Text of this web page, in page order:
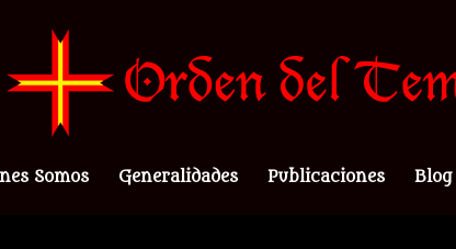
Somos Generalidades Publicaciones Blog